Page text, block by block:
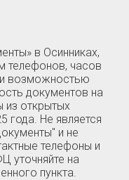
в Осинниках,
телефонов, часов
возможностью
документов на
из открытых
года. Не является
и не
телефоны и
уточняйте на
пункта.